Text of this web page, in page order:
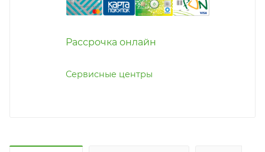
Рассрочка онлайн
Сервисные центры